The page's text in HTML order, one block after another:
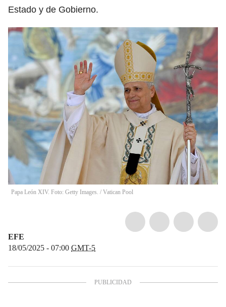
Estado y de Gobierno.
Papa León XIV. Foto: Getty Images. / Vatican Pool
EFE
18/05/2025 - 07:00 GMT-5